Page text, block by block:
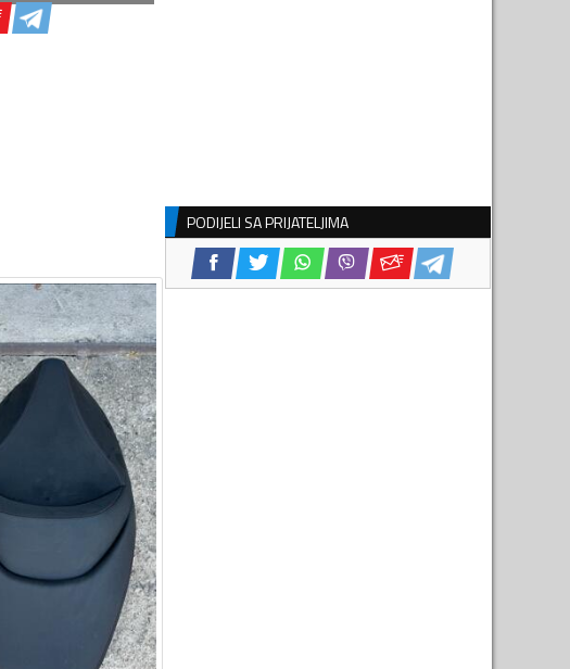
PODIJELI SA PRIJATELJIMA